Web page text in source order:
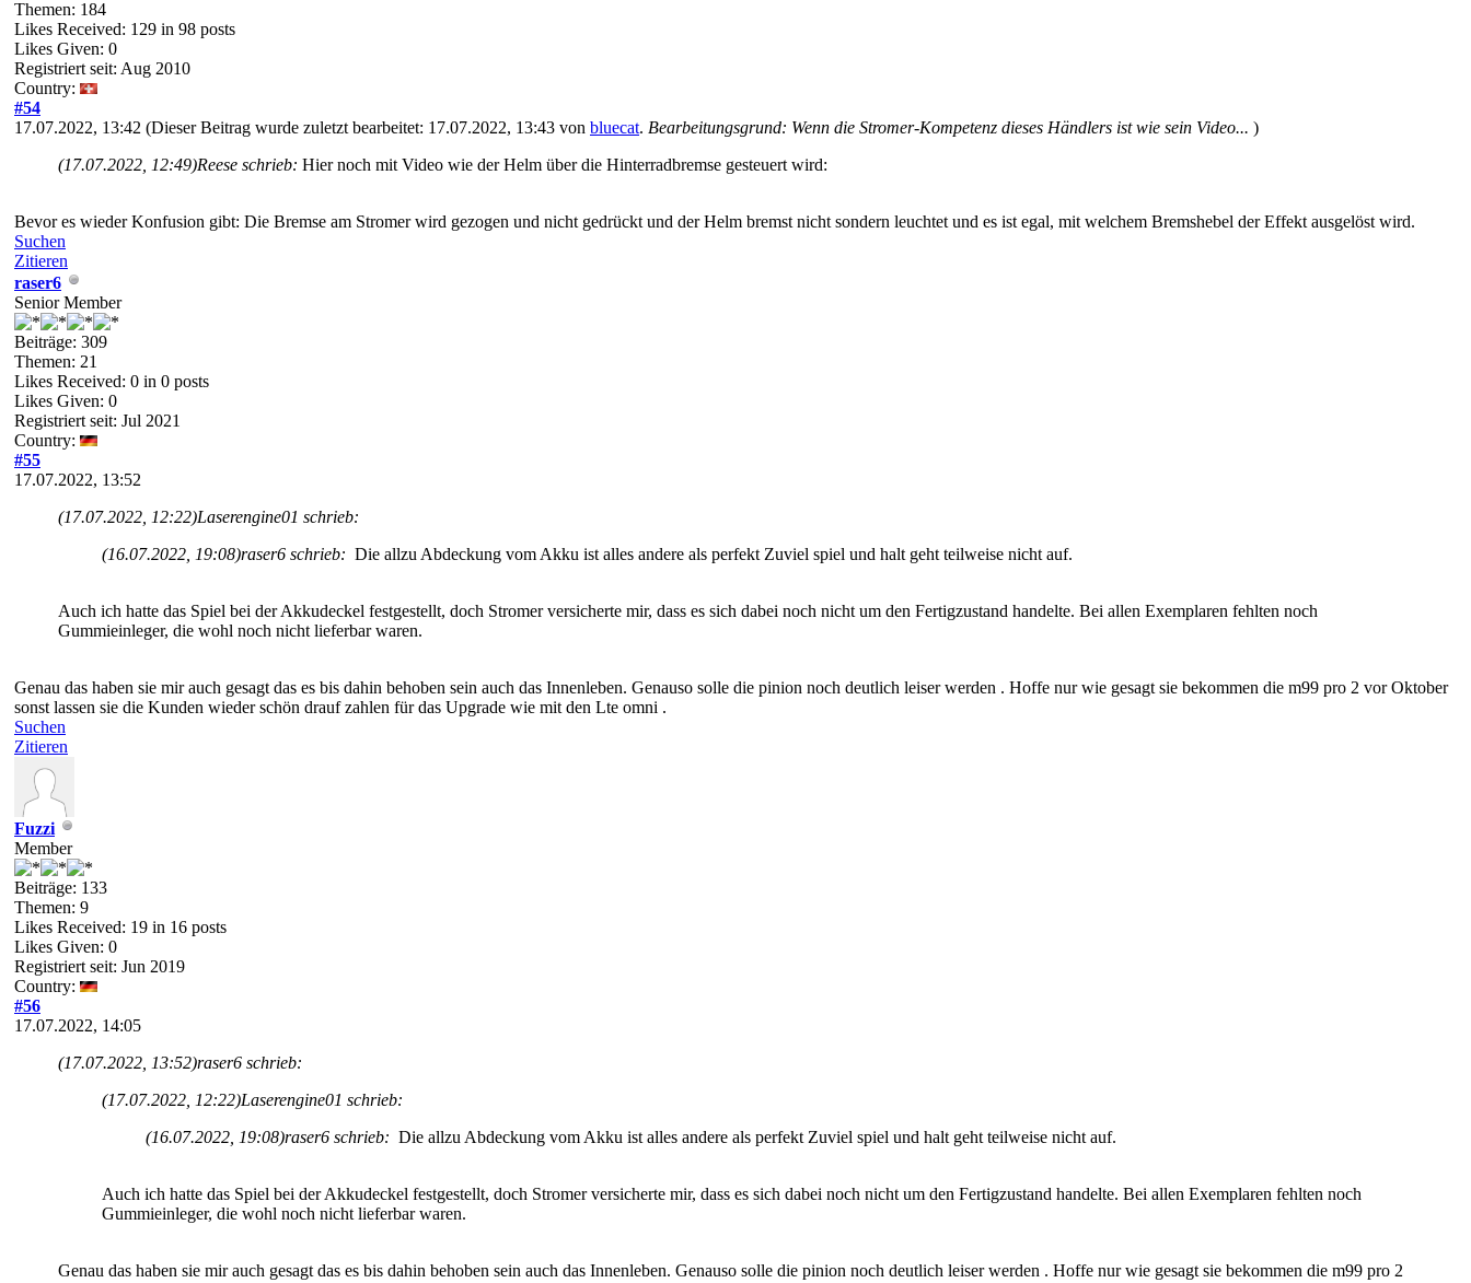
Themen: 184
Likes Received: 129 in 98 posts
Likes Given: 0
Registriert seit: Aug 2010
Country:
#54
17.07.2022, 13:42 (Dieser Beitrag wurde zuletzt bearbeitet: 17.07.2022, 13:43 von bluecat. Bearbeitungsgrund: Wenn die Stromer-Kompetenz dieses Händlers ist wie sein Video... )
(17.07.2022, 12:49)Reese schrieb: Hier noch mit Video wie der Helm über die Hinterradbremse gesteuert wird:
Bevor es wieder Konfusion gibt: Die Bremse am Stromer wird gezogen und nicht gedrückt und der Helm bremst nicht sondern leuchtet und es ist egal, mit welchem Bremshebel der Effekt ausgelöst wird.
Suchen
Zitieren
raser6
Senior Member
Beiträge: 309
Themen: 21
Likes Received: 0 in 0 posts
Likes Given: 0
Registriert seit: Jul 2021
Country:
#55
17.07.2022, 13:52
(17.07.2022, 12:22)Laserengine01 schrieb:
(16.07.2022, 19:08)raser6 schrieb: Die allzu Abdeckung vom Akku ist alles andere als perfekt Zuviel spiel und halt geht teilweise nicht auf.
Auch ich hatte das Spiel bei der Akkudeckel festgestellt, doch Stromer versicherte mir, dass es sich dabei noch nicht um den Fertigzustand handelte. Bei allen Exemplaren fehlten noch
Gummieinleger, die wohl noch nicht lieferbar waren.
Genau das haben sie mir auch gesagt das es bis dahin behoben sein auch das Innenleben. Genauso solle die pinion noch deutlich leiser werden . Hoffe nur wie gesagt sie bekommen die m99 pro 2 vor Oktober
sonst lassen sie die Kunden wieder schön drauf zahlen für das Upgrade wie mit den Lte omni .
Suchen
Zitieren
Fuzzi
Member
Beiträge: 133
Themen: 9
Likes Received: 19 in 16 posts
Likes Given: 0
Registriert seit: Jun 2019
Country:
#56
17.07.2022, 14:05
(17.07.2022, 13:52)raser6 schrieb:
(17.07.2022, 12:22)Laserengine01 schrieb:
(16.07.2022, 19:08)raser6 schrieb: Die allzu Abdeckung vom Akku ist alles andere als perfekt Zuviel spiel und halt geht teilweise nicht auf.
Auch ich hatte das Spiel bei der Akkudeckel festgestellt, doch Stromer versicherte mir, dass es sich dabei noch nicht um den Fertigzustand handelte. Bei allen Exemplaren fehlten noch
Gummieinleger, die wohl noch nicht lieferbar waren.
Genau das haben sie mir auch gesagt das es bis dahin behoben sein auch das Innenleben. Genauso solle die pinion noch deutlich leiser werden . Hoffe nur wie gesagt sie bekommen die m99 pro 2